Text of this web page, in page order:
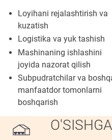
Loyihani rejalashtirish va
kuzatish
Logistika va yuk tashish
Mashinaning ishlashini
joyida nazorat qilish
Subpudratchilar va
manfaatdor tomonlarni
boshqarish